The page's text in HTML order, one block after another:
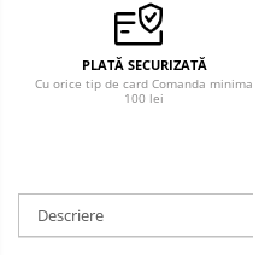
PLATĂ SECURIZATĂ
Cu orice tip de card Comanda minima
100 lei
Descriere